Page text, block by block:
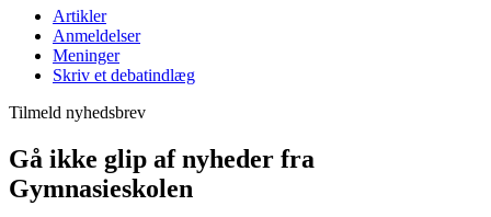
Artikler
Anmeldelser
Meninger
Skriv et debatindlæg
Tilmeld nyhedsbrev
Gå ikke glip af nyheder fra
Gymnasieskolen